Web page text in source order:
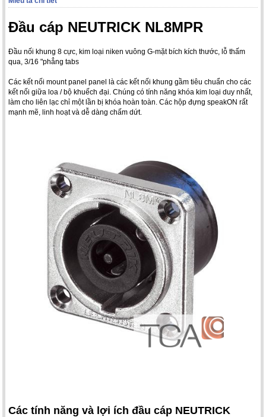
Đầu cáp NEUTRICK NL8MPR
Đầu nối khung 8 cực, kim loại niken vuông G-mặt bích kích thước, lỗ thấm
qua, 3/16 "phẳng tabs
Các kết nối mount panel panel là các kết nối khung gầm tiêu chuẩn cho các
kết nối giữa loa / bộ khuếch đại. Chúng có tính năng khóa kim loại duy nhất,
làm cho liên lạc chỉ một lần bị khóa hoàn toàn. Các hộp đựng speakON rất
mạnh mẽ, linh hoạt và dễ dàng chấm dứt.
Các tính năng và lợi ích đầu cáp NEUTRICK